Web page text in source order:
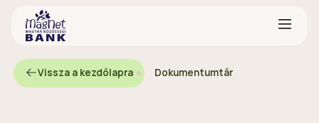
Vissza a kezdőlapra Dokumentumtár